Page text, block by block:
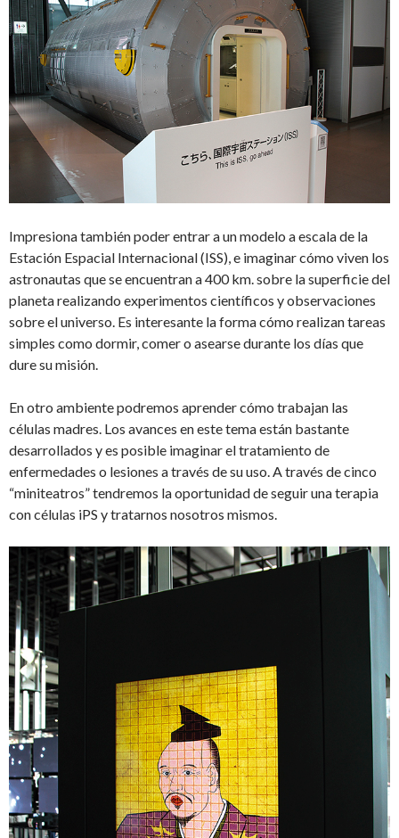
Impresiona también poder entrar a un modelo a escala de la
Estación Espacial Internacional (ISS), e imaginar cómo viven los
astronautas que se encuentran a 400 km. sobre la superficie del
planeta realizando experimentos científicos y observaciones
sobre el universo. Es interesante la forma cómo realizan tareas
simples como dormir, comer o asearse durante los días que
dure su misión.
En otro ambiente podremos aprender cómo trabajan las
células madres. Los avances en este tema están bastante
desarrollados y es posible imaginar el tratamiento de
enfermedades o lesiones a través de su uso. A través de cinco
“miniteatros” tendremos la oportunidad de seguir una terapia
con células iPS y tratarnos nosotros mismos.